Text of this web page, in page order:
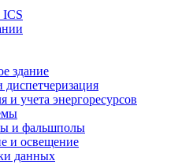
здание
диспетчеризация
и учета энергоресурсов
и фальшполы
и освещение
данных